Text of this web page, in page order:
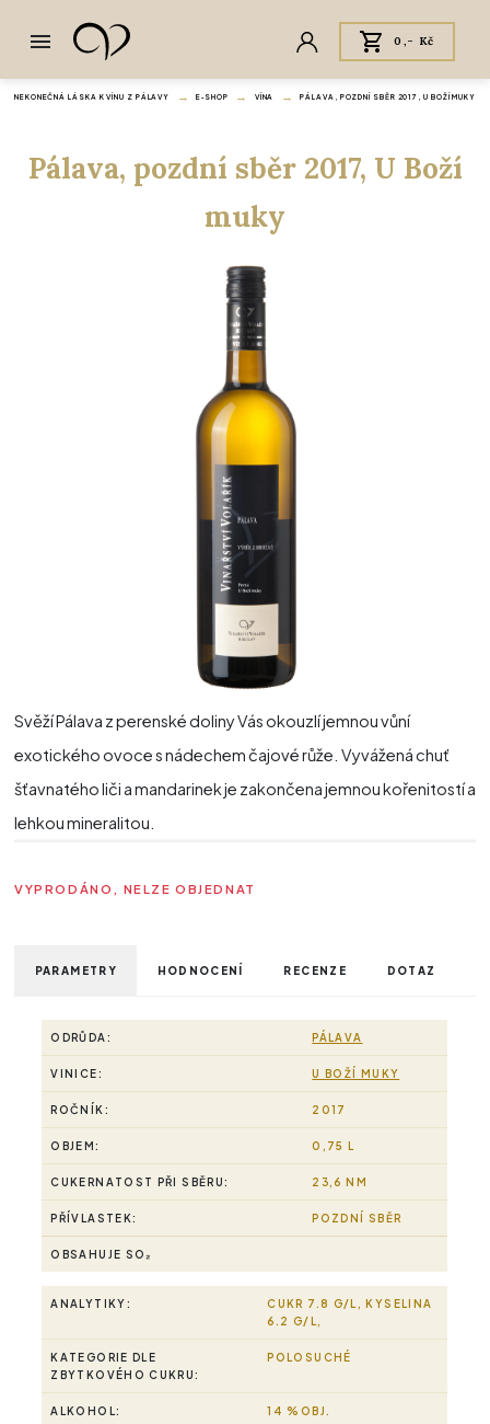
0,- Kč
NEKONEČNÁ LÁSKA K VÍNU Z PÁLAVY E‑SHOP VÍNA PÁLAVA, POZDNÍ SBĚR 2017, U BOŽÍ MUKY
Pálava, pozdní sběr 2017, U Boží
muky
Svěží Pálava z perenské doliny Vás okouzlí jemnou vůní
exotického ovoce s nádechem čajové růže. Vyvážená chuť
šťavnatého liči a mandarinek je zakončena jemnou kořenitostí a
lehkou mineralitou.
VYPRODÁNO, NELZE OBJEDNAT
PARAMETRY HODNOCENÍ RECENZE DOTAZ
ODRŮDA: PÁLAVA
VINICE: U BOŽÍ MUKY
ROČNÍK: 2017
OBJEM: 0,75 L
CUKERNATOST PŘI SBĚRU: 23,6 NM
PŘÍVLASTEK: POZDNÍ SBĚR
OBSAHUJE SO₂
ANALYTIKY:
CUKR 7.8 G/L, KYSELINA
6.2 G/L,
KATEGORIE DLE
ZBYTKOVÉHO CUKRU:
POLOSUCHÉ
ALKOHOL: 14 %OBJ.